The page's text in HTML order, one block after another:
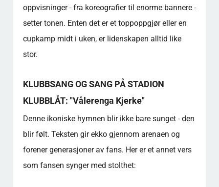
oppvisninger - fra koreografier til enorme bannere -
setter tonen. Enten det er et toppoppgjør eller en
cupkamp midt i uken, er lidenskapen alltid like
stor.
KLUBBSANG OG SANG PÅ STADION
KLUBBLÅT: "Vålerenga Kjerke"
Denne ikoniske hymnen blir ikke bare sunget - den
blir følt. Teksten gir ekko gjennom arenaen og
forener generasjoner av fans. Her er et annet vers
som fansen synger med stolthet: